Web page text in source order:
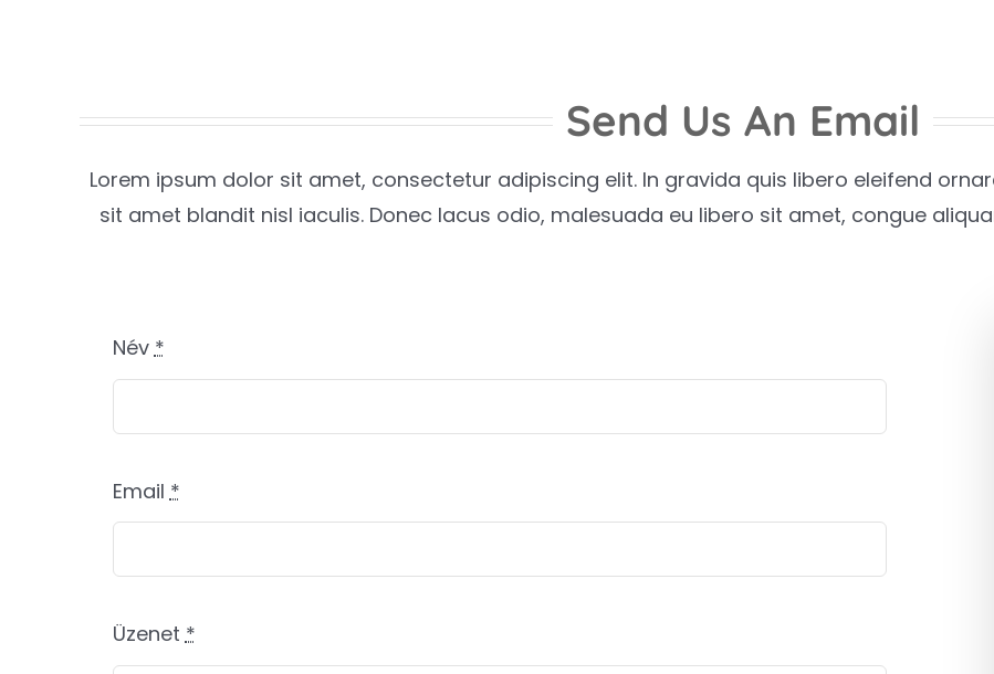
Send Us An Email
Lorem ipsum dolor sit amet, consectetur adipiscing elit. In gravida quis libero eleifend
sit amet blandit nisl iaculis. Donec lacus odio, malesuada eu libero sit amet, congue
Név*
Email *
Üzenet*